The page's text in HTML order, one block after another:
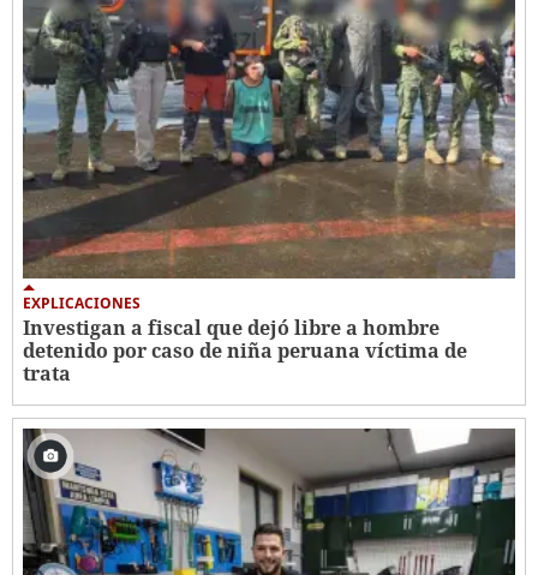
EXPLICACIONES
Investigan a fiscal que dejó libre a hombre
detenido por caso de niña peruana víctima de
trata